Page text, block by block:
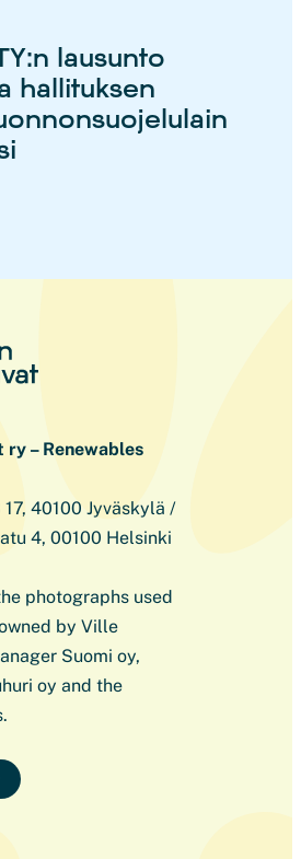
lausunto
hallituksen
– Renewables
40100 Jyväskylä /
4, 00100 Helsinki
photographs used
by Ville
Suomi oy,
oy and the